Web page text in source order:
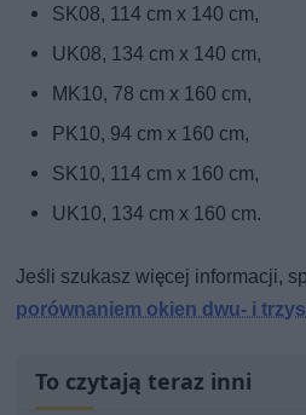
SK08, 114 cm x 140 cm,
UK08, 134 cm x 140 cm,
MK10, 78 cm x 160 cm,
PK10, 94 cm x 160 cm,
SK10, 114 cm x 160 cm,
UK10, 134 cm x 160 cm.
Jeśli szukasz więcej informacji,
porównaniem okien dwu- i
To czytają teraz inni